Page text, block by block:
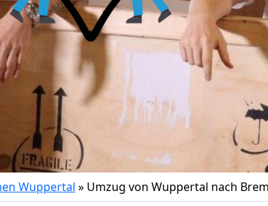
Wuppertal » Umzug von Wuppertal nach